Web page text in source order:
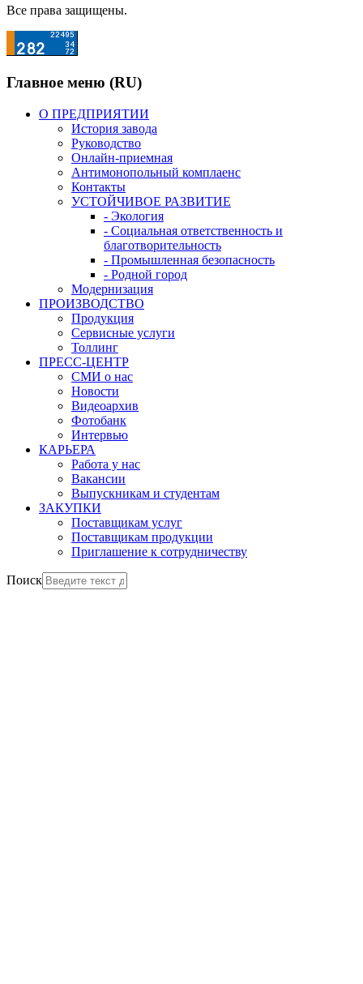
Все права защищены.
Главное меню (RU)
О ПРЕДПРИЯТИИ
История завода
Руководство
Онлайн-приемная
Антимонопольный комплаенс
Контакты
УСТОЙЧИВОЕ РАЗВИТИЕ
- Экология
- Социальная ответственность и
благотворительность
- Промышленная безопасность
- Родной город
Модернизация
ПРОИЗВОДСТВО
Продукция
Сервисные услуги
Толлинг
ПРЕСС-ЦЕНТР
СМИ о нас
Новости
Видеоархив
Фотобанк
Интервью
КАРЬЕРА
Работа у нас
Вакансии
Выпускникам и студентам
ЗАКУПКИ
Поставщикам услуг
Поставщикам продукции
Приглашение к сотрудничеству
Поиск